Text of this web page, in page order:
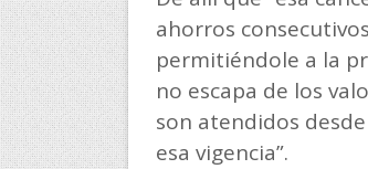
ahorros
permitiéndole a la
no escapa de los
son atendidos
esa vigencia”.